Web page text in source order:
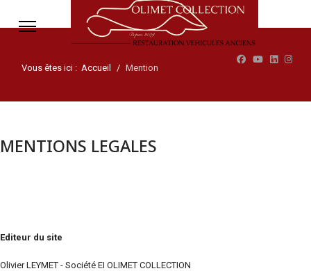
Vous êtes ici : Accueil Mention
MENTIONS LEGALES
Editeur du site
Olivier LEYMET - Société EI OLIMET COLLECTION